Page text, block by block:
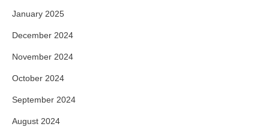
January 2025
December 2024
November 2024
October 2024
September 2024
August 2024